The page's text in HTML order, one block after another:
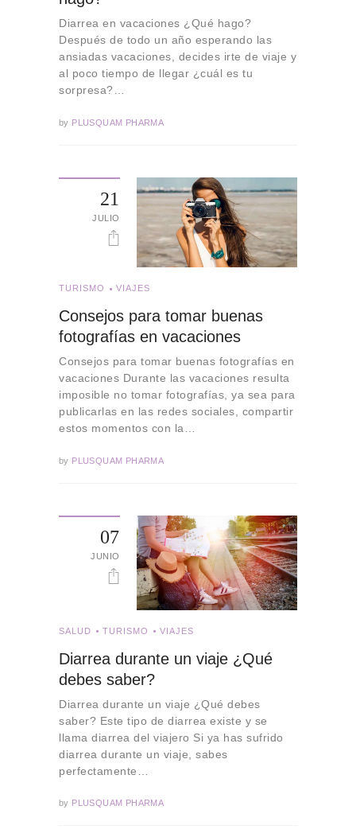
Diarrea en vacaciones ¿Qué hago?
Después de todo un año esperando las
ansiadas vacaciones, decides irte de viaje y
al poco tiempo de llegar ¿cuál es tu
sorpresa?…
by PLUSQUAM PHARMA
21
JULIO
TURISMO VIAJES
Consejos para tomar buenas
fotografías en vacaciones
Consejos para tomar buenas fotografías en
vacaciones Durante las vacaciones resulta
imposible no tomar fotografías, ya sea para
publicarlas en las redes sociales, compartir
estos momentos con la…
by PLUSQUAM PHARMA
07
JUNIO
SALUD TURISMO VIAJES
Diarrea durante un viaje ¿Qué
debes saber?
Diarrea durante un viaje ¿Qué debes
saber? Este tipo de diarrea existe y se
llama diarrea del viajero Si ya has sufrido
diarrea durante un viaje, sabes
perfectamente…
by PLUSQUAM PHARMA